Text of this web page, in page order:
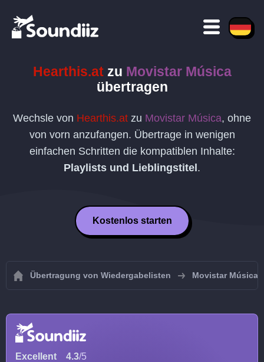
Hearthis.atzu Movistar Música
übertragen
Wechsle von Hearthis.at zu Movistar Música, ohne
von vorn anzufangen. Übertrage in wenigen
einfachen Schritten die kompatiblen Inhalte:
Playlists und Lieblingstitel .
Kostenlos starten
Übertragung von Wiedergabelisten Movistar Música
Excellent 4.3/5